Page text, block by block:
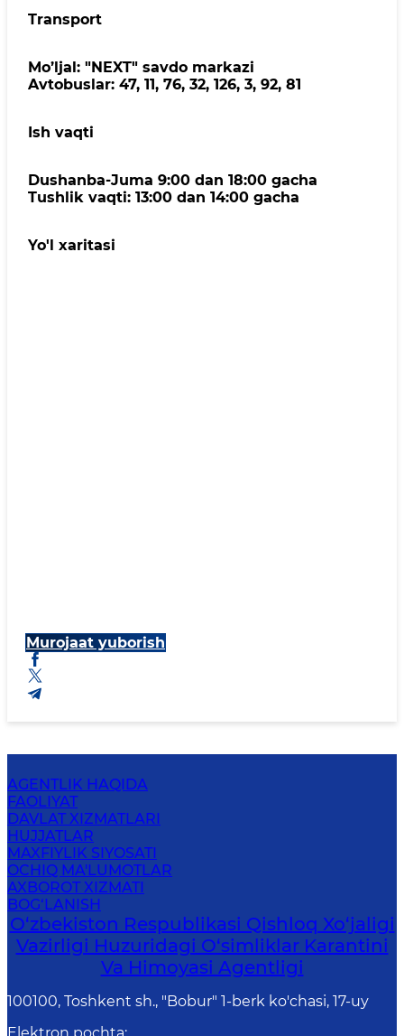
Transport
Mo’ljal: "NEXT" savdo markazi
Avtobuslar: 47, 11, 76, 32, 126, 3, 92, 81
Ish vaqti
Dushanba-Juma 9:00 dan 18:00 gacha
Tushlik vaqti: 13:00 dan 14:00 gacha
Yo'l xaritasi
Murojaat yuborish
AGENTLIK HAQIDA
FAOLIYAT
DAVLAT XIZMATLARI
HUJJATLAR
MAXFIYLIK SIYOSATI
OCHIQ MA'LUMOTLAR
AXBOROT XIZMATI
BOG‘LANISH
O‘zbekiston Respublikasi Qishloq Xo‘jaligi
Vazirligi Huzuridagi O‘simliklar Karantini
Va Himoyasi Agentligi
100100, Toshkent sh., "Bobur" 1-berk ko'chasi, 17-uy